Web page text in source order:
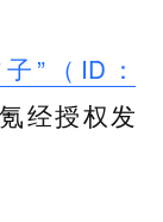
”（ID：
经授权发